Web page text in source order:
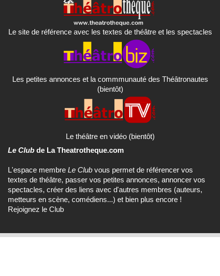
Le site de référence avec les textes de théâtre et les spectacles
Les petites annonces et la commmunauté des Théâtronautes
(bientôt)
Le théâtre en vidéo (bientôt)
Le Club de La Theatrotheque.com
L'espace membre Le Club vous permet de référencer vos
textes de théâtre, passer vos petites annonces, annoncer vos
spectacles, créer des liens avec d'autres membres (auteurs,
metteurs en scène, comédiens...) et bien plus encore !
Rejoignez le Club